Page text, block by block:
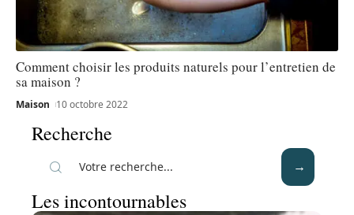
Comment choisir les produits naturels pour l’entretien de
sa maison ?
Maison 10 octobre 2022
Recherche
Les incontournables